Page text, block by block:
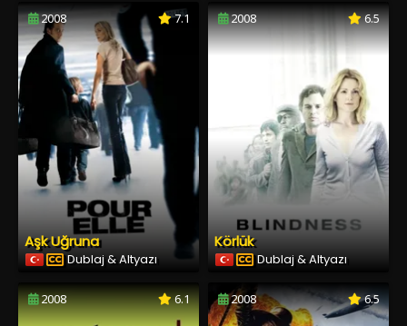
2008 7.1
Aşk Uğruna
Dublaj & Altyazı
2008 6.5
Körlük
Dublaj & Altyazı
2008 6.1 2008 6.5